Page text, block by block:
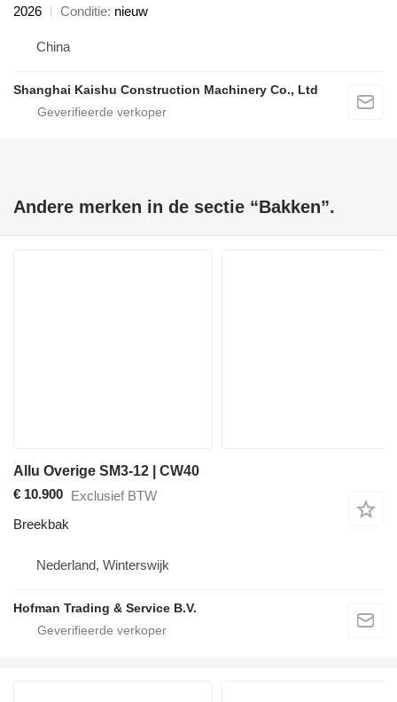
2026
Conditie nieuw
China
Shanghai Kaishu Construction Machinery Co., Ltd
Andere merken in de sectie “Bakken”.
Allu Overige SM3-12 | CW40
€ 10.900 Exclusief BTW
Breekbak
Nederland, Winterswijk
Hofman Trading & Service B.V.